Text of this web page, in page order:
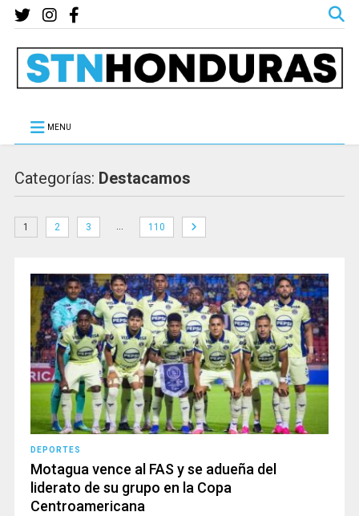
MENU
Categorías: Destacamos
1 2 3 … 110
DEPORTES
Motagua vence al FAS y se adueña del
liderato de su grupo en la Copa
Centroamericana